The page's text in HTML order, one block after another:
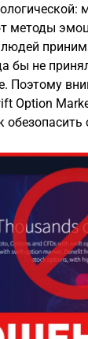
методы
людей
бы не
Поэтому
Option
обезопасить